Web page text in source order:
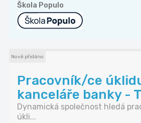
Škola Populo
Nově přidáno
Pracovník/ce
kanceláře banky -
Dynamická společnost hledá
úkli...